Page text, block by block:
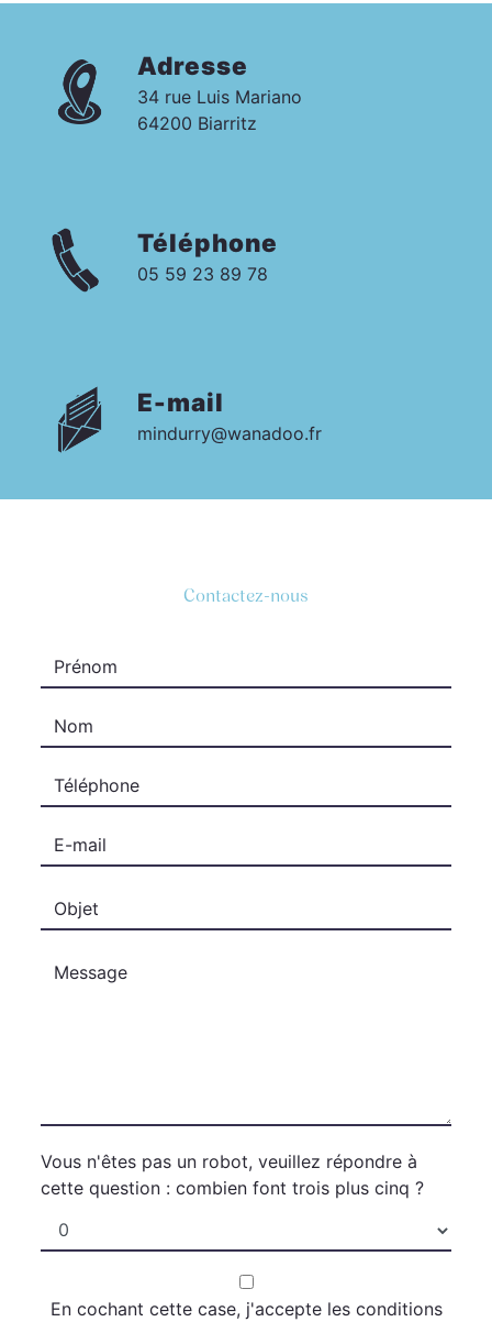
Adresse
34 rue Luis Mariano
64200 Biarritz
Téléphone
05 59 23 89 78
E-mail
mindurry@wanadoo.fr
Contactez-nous
Vous n'êtes pas un robot, veuillez répondre à
cette question : combien font trois plus cinq ?
En cochant cette case, j'accepte les conditions